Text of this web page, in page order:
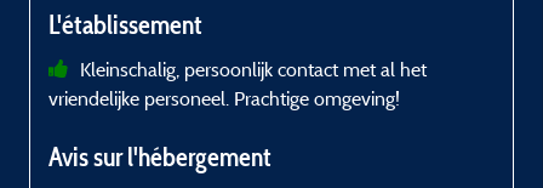
L'établissement
Kleinschalig, persoonlijk contact met al het
vriendelijke personeel. Prachtige omgeving!
Avis sur l'hébergement